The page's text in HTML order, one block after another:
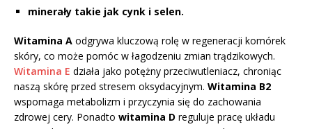
minerały takie jak cynk i selen.
Witamina A odgrywa kluczową rolę w regeneracji komórek
skóry, co może pomóc w łagodzeniu zmian trądzikowych.
Witamina E działa jako potężny przeciwutleniacz, chroniąc
naszą skórę przed stresem oksydacyjnym. Witamina B2
wspomaga metabolizm i przyczynia się do zachowania
zdrowej cery. Ponadto witamina D reguluje pracę układu